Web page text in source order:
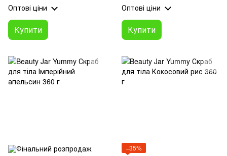
Оптові ціни
Купити
Оптові ціни
Купити
−35%